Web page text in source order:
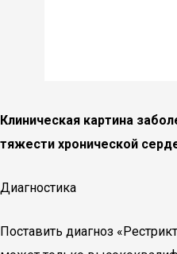
Клиническая картина
тяжести хронической
Диагностика
Поставить диагноз